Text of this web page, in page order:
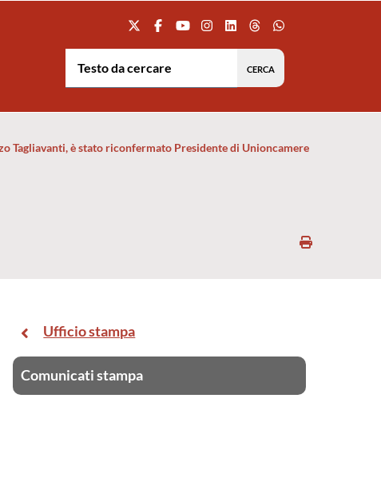
Testo da cercare:
Tagliavanti, è stato riconfermato Presidente di Unioncamere
Ufficio stampa
Comunicati stampa